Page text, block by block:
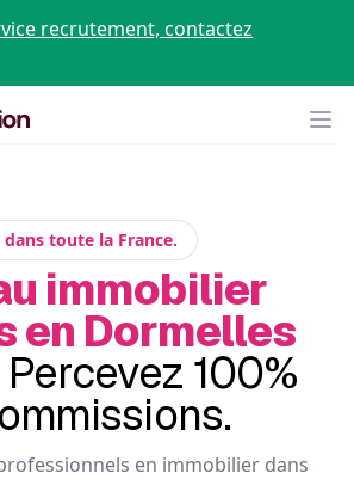
recrutement, contactez
toute la France.
immobilier
en Dormelles
Percevez 100%
en immobilier dans